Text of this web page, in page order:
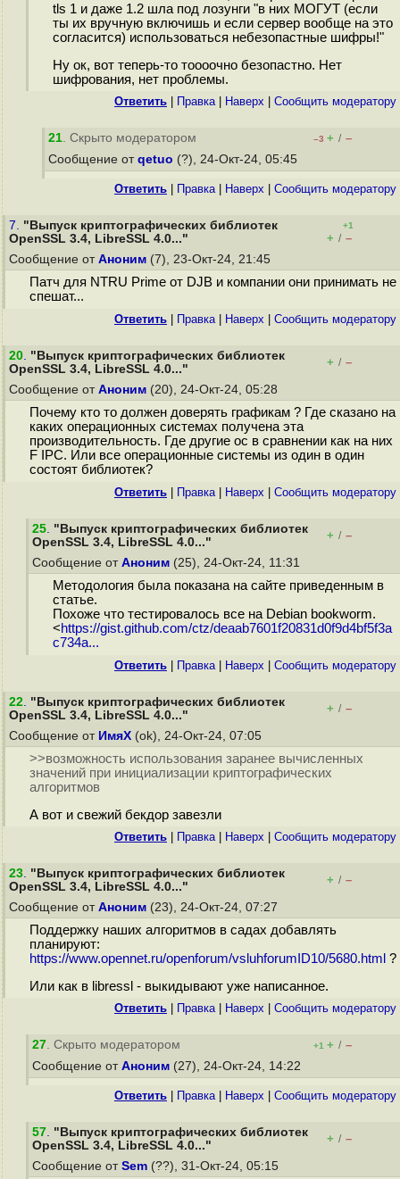
tls 1 и даже 1.2 шла под лозунги "в них МОГУТ (если
ты их вручную включишь и если сервер вообще на это
согласится) использоваться небезопастные шифры!"
Ну ок, вот теперь-то тоооочно безопастно. Нет
шифрования, нет проблемы.
Ответить Правка| Наверх Cообщить модератору
21. Скрыто модератором –3 + / –
Сообщение от qetuo (?), 24-Окт-24, 05:45
Ответить Правка| Наверх Cообщить модератору
7. "Выпуск криптографических библиотек
OpenSSL 3.4, LibreSSL 4.0..."
+1
+ / –
Сообщение от Аноним (7), 23-Окт-24, 21:45
Патч для NTRU Prime от DJB и компании они принимать не
спешат...
Ответить Правка| Наверх Cообщить модератору
20. "Выпуск криптографических библиотек
OpenSSL 3.4, LibreSSL 4.0..."
+ / –
Сообщение от Аноним (20), 24-Окт-24, 05:28
Почему кто то должен доверять графикам ? Где сказано на
каких операционных системах получена эта
производительность. Где другие ос в сравнении как на них
F IPC. Или все операционные системы из один в один
состоят библиотек?
Ответить Правка| Наверх Cообщить модератору
25. "Выпуск криптографических библиотек
OpenSSL 3.4, LibreSSL 4.0..."
+ / –
Сообщение от Аноним (25), 24-Окт-24, 11:31
Методология была показана на сайте приведенным в
статье.
Похоже что тестировалось все на Debian bookworm.
<https://gist.github.com/ctz/deaab7601f20831d0f9d4bf5f3a
c734a...
Ответить Правка| Наверх Cообщить модератору
22. "Выпуск криптографических библиотек
OpenSSL 3.4, LibreSSL 4.0..."
+ / –
Сообщение от ИмяХ (ok), 24-Окт-24, 07:05
>>возможность использования заранее вычисленных
значений при инициализации криптографических
алгоритмов
А вот и свежий бекдор завезли
Ответить Правка| Наверх Cообщить модератору
23. "Выпуск криптографических библиотек
OpenSSL 3.4, LibreSSL 4.0..."
+ / –
Сообщение от Аноним (23), 24-Окт-24, 07:27
Поддержку наших алгоритмов в садах добавлять
планируют:
https://www.opennet.ru/openforum/vsluhforumID10/5680.html ?
Или как в libressl - выкидывают уже написанное.
Ответить Правка| Наверх Cообщить модератору
27. Скрыто модератором +1 + / –
Сообщение от Аноним (27), 24-Окт-24, 14:22
Ответить Правка| Наверх Cообщить модератору
57. "Выпуск криптографических библиотек
OpenSSL 3.4, LibreSSL 4.0..."
+ / –
Сообщение от Sem (??), 31-Окт-24, 05:15